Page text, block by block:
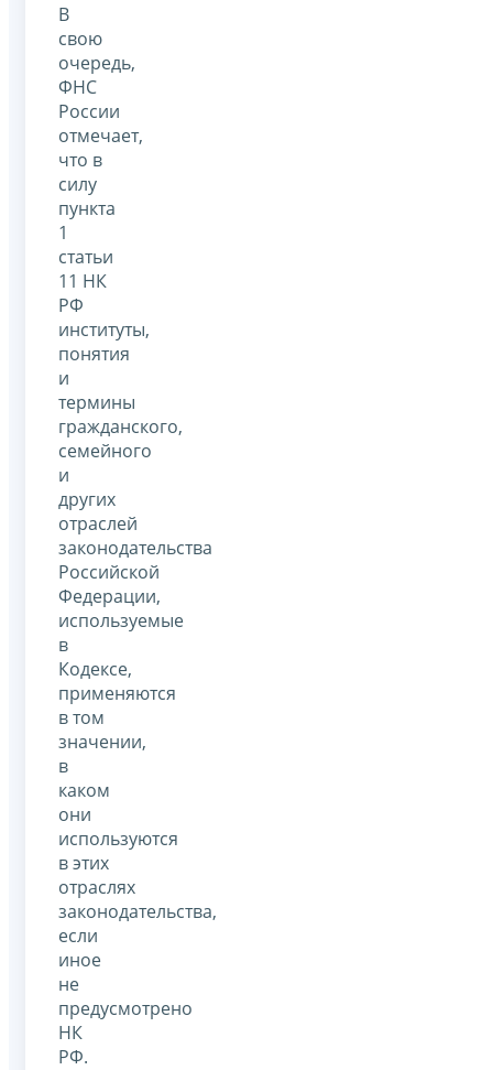
В
свою
очередь,
ФНС
России
отмечает,
что в
силу
пункта
1
статьи
11 НК
РФ
институты,
понятия
и
термины
гражданского,
семейного
и
других
отраслей
законодательства
Российской
Федерации,
используемые
в
Кодексе,
применяются
в том
значении,
в
каком
они
используются
в этих
отраслях
законодательства,
если
иное
не
предусмотрено
НК
РФ.